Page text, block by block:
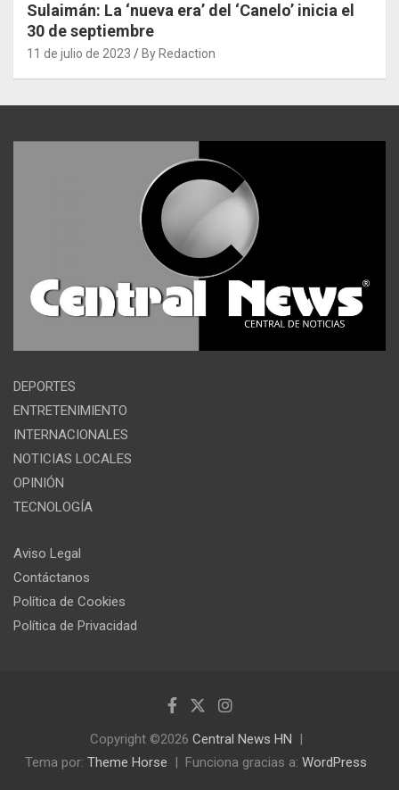
Sulaimán: La ‘nueva era’ del ‘Canelo’ inicia el
30 de septiembre
11 de julio de 2023 By Redaction
DEPORTES
ENTRETENIMIENTO
INTERNACIONALES
NOTICIAS LOCALES
OPINIÓN
TECNOLOGÍA
Aviso Legal
Contáctanos
Política de Cookies
Política de Privacidad
Copyright ©2026 Central News HN
Tema por: Theme Horse Funciona gracias a: WordPress